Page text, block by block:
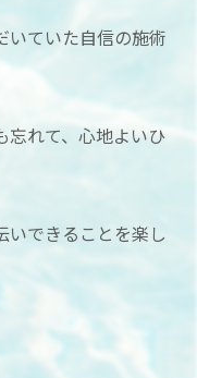
いていた自信の施術
忘れて、心地よいひ
いできることを楽し